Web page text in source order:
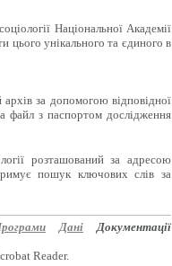
Національної Академії
цього унікального та єдиного в
за допомогою відповідної
файл з паспортом дослідження
розташований за адресою
пошук ключових слів за
Дані Документації
Reader.